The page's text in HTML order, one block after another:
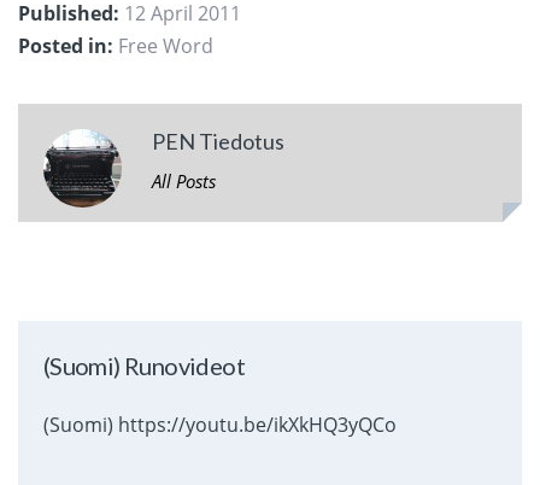
Published: 12 April 2011
Posted in: Free Word
PEN Tiedotus
All Posts
(Suomi) Runovideot
(Suomi) https://youtu.be/ikXkHQ3yQCo